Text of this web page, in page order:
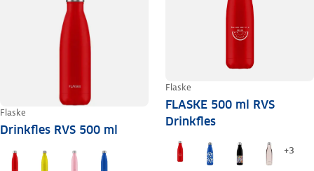
Flaske
Drinkfles RVS 500 ml
Flaske
FLASKE 500 ml RVS
Drinkfles
+3